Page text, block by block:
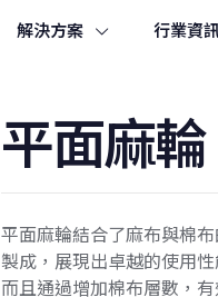
解決方案 行業資
平面麻輪
平面麻輪結合了麻布與棉
製成，展現出卓越的使用
而且通過增加棉布層數，